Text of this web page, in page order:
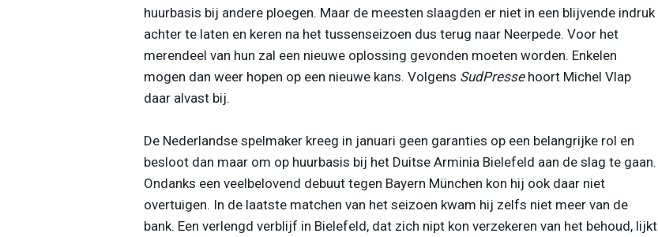
huurbasis bij andere ploegen. Maar de meesten slaagden er niet in een blijvende indruk
achter te laten en keren na het tussenseizoen dus terug naar Neerpede. Voor het
merendeel van hun zal een nieuwe oplossing gevonden moeten worden. Enkelen
mogen dan weer hopen op een nieuwe kans. Volgens SudPressehoort Michel Vlap
daar alvast bij.
De Nederlandse spelmaker kreeg in januari geen garanties op een belangrijke rol en
besloot dan maar om op huurbasis bij het Duitse Arminia Bielefeld aan de slag te gaan.
Ondanks een veelbelovend debuut tegen Bayern München kon hij ook daar niet
overtuigen. In de laatste matchen van het seizoen kwam hij zelfs niet meer van de
bank. Een verlengd verblijf in Bielefeld, dat zich nipt kon verzekeren van het behoud, lijkt